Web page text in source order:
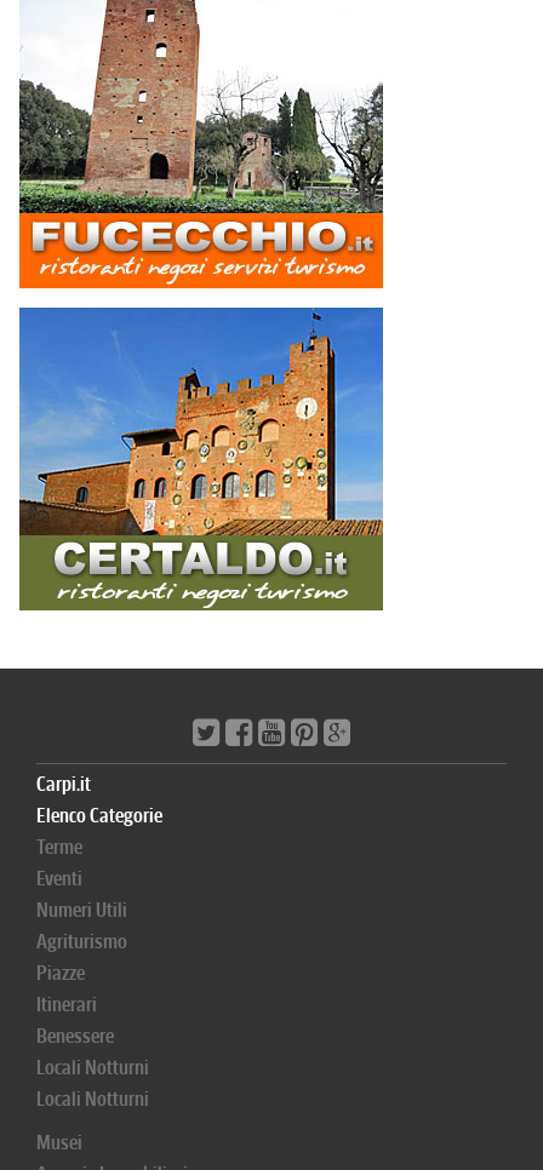
Carpi.it
Elenco Categorie
Terme
Eventi
Numeri Utili
Agriturismo
Piazze
Itinerari
Benessere
Locali Notturni
Locali Notturni
Musei